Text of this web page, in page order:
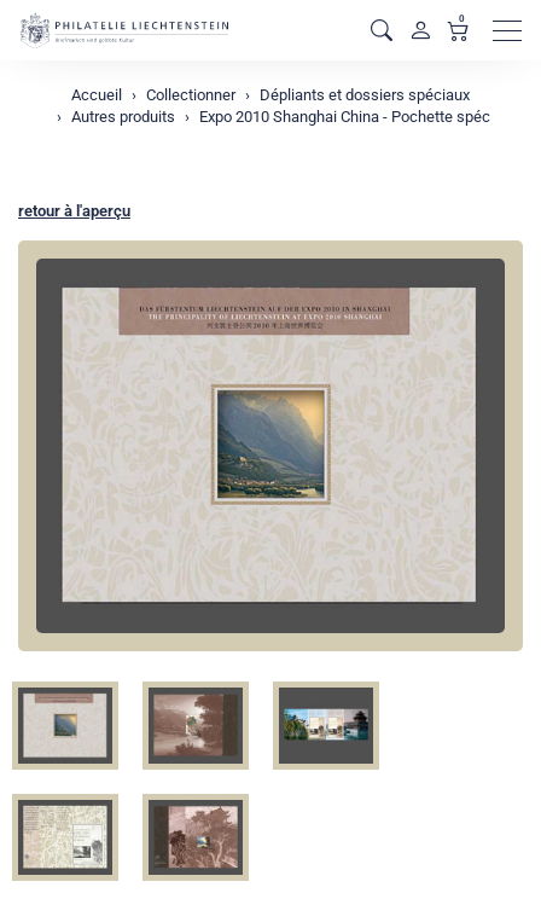
0
Accueil Collectionner
Dépliants et dossiers spéciaux
Autres produits
Expo 2010 Shanghai China - Pochette spéc
retour à l'aperçu